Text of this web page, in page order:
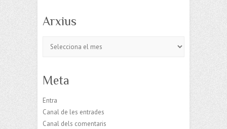
Arxius
Meta
Entra
Canal de les entrades
Canal dels comentaris